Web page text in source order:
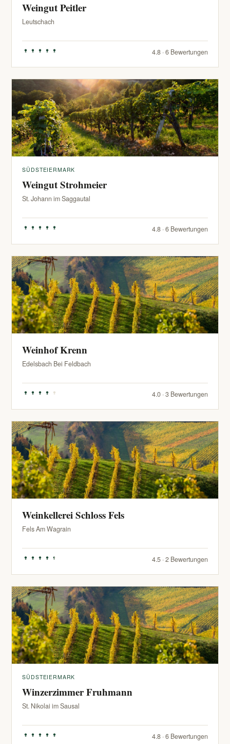
Weingut Peitler
Leutschach
4.8 · 6 Bewertungen
SÜDSTEIERMARK
Weingut Strohmeier
St. Johann im Saggautal
4.8 · 6 Bewertungen
Weinhof Krenn
Edelsbach Bei Feldbach
4.0 · 3 Bewertungen
Weinkellerei Schloss Fels
Fels Am Wagrain
4.5 · 2 Bewertungen
SÜDSTEIERMARK
Winzerzimmer Fruhmann
St. Nikolai im Sausal
4.8 · 6 Bewertungen